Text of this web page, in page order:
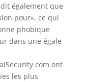
également que
pour», ce qui
phobique
dans une égale
ont
les plus